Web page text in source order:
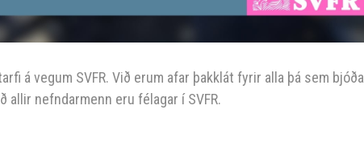
á vegum SVFR. Við erum afar þakklát fyrir alla þá sem bjóða
allir nefndarmenn eru félagar í SVFR.